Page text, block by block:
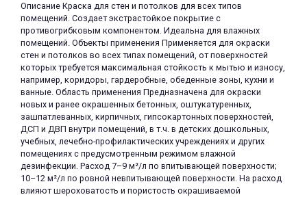
Описание Краска для стен и потолков для всех типов
помещений. Создает экстрастойкое покрытие с
противогрибковым компонентом. Идеальна для влажных
помещений. Объекты применения Применяется для окраски
стен и потолков во всех типах помещений, от поверхностей
которых требуется максимальная стойкость к мытью и износу,
например, коридоры, гардеробные, обеденные зоны, кухни и
ванные. Область применения Предназначена для окраски
новых и ранее окрашенных бетонных, оштукатуренных,
зашпатлеванных, кирпичных, гипсокартонных поверхностей,
ДСП и ДВП внутри помещений, в т.ч. в детских дошкольных,
учебных, лечебно-профилактических учреждениях и других
помещениях с предусмотренным режимом влажной
дезинфекции. Расход 7–9 м²/л по впитывающей поверхности;
10–12 м²/л по ровной невпитывающей поверхности. На расход
влияют шероховатость и пористость окрашиваемой
раз в 2 недели